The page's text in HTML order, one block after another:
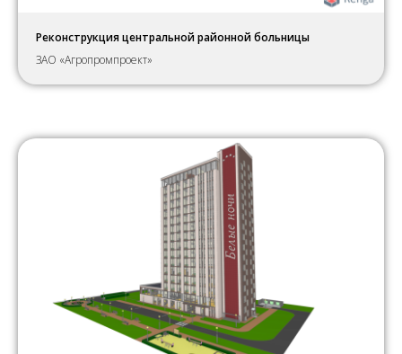
Реконструкция центральной районной больницы
ЗАО «Агропромпроект»